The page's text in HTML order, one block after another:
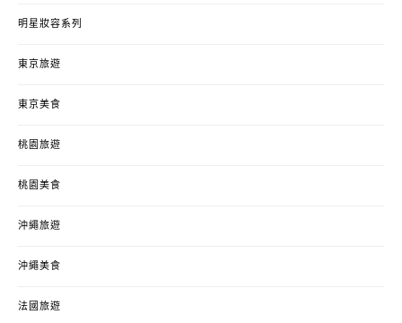
明星妝容系列
東京旅遊
東京美食
桃園旅遊
桃園美食
沖繩旅遊
沖繩美食
法國旅遊